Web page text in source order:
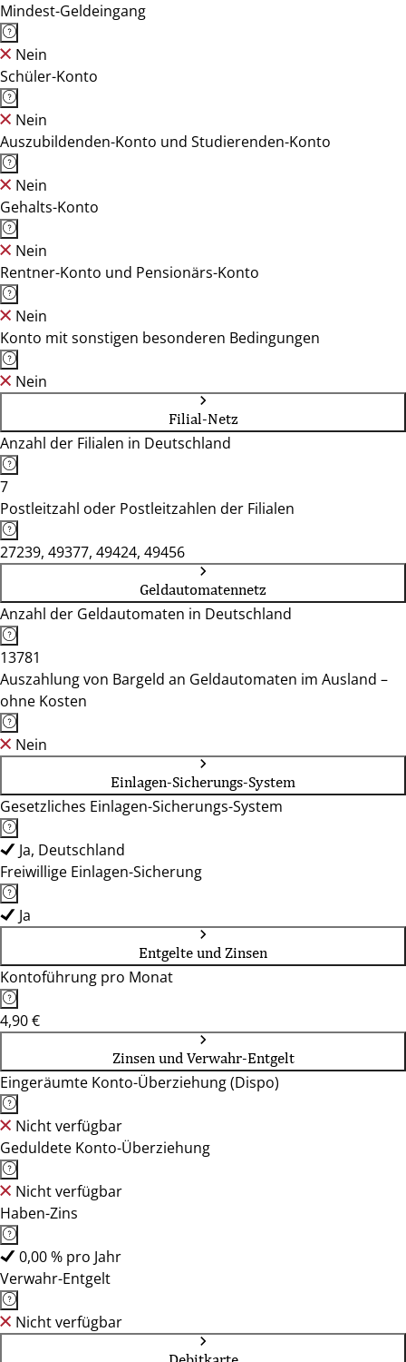
Mindest-Geldeingang
Nein
Schüler-Konto
Nein
Auszubildenden-Konto und Studierenden-Konto
Nein
Gehalts-Konto
Nein
Rentner-Konto und Pensionärs-Konto
Nein
Konto mit sonstigen besonderen Bedingungen
Nein
Filial-Netz
Anzahl der Filialen in Deutschland
7
Postleitzahl oder Postleitzahlen der Filialen
27239, 49377, 49424, 49456
Geldautomatennetz
Anzahl der Geldautomaten in Deutschland
13781
Auszahlung von Bargeld an Geldautomaten im Ausland –
ohne Kosten
Nein
Einlagen-Sicherungs-System
Gesetzliches Einlagen-Sicherungs-System
Ja, Deutschland
Freiwillige Einlagen-Sicherung
Ja
Entgelte und Zinsen
Kontoführung pro Monat
4,90 €
Zinsen und Verwahr-Entgelt
Eingeräumte Konto-Überziehung (Dispo)
Nicht verfügbar
Geduldete Konto-Überziehung
Nicht verfügbar
Haben-Zins
0,00 % pro Jahr
Verwahr-Entgelt
Nicht verfügbar